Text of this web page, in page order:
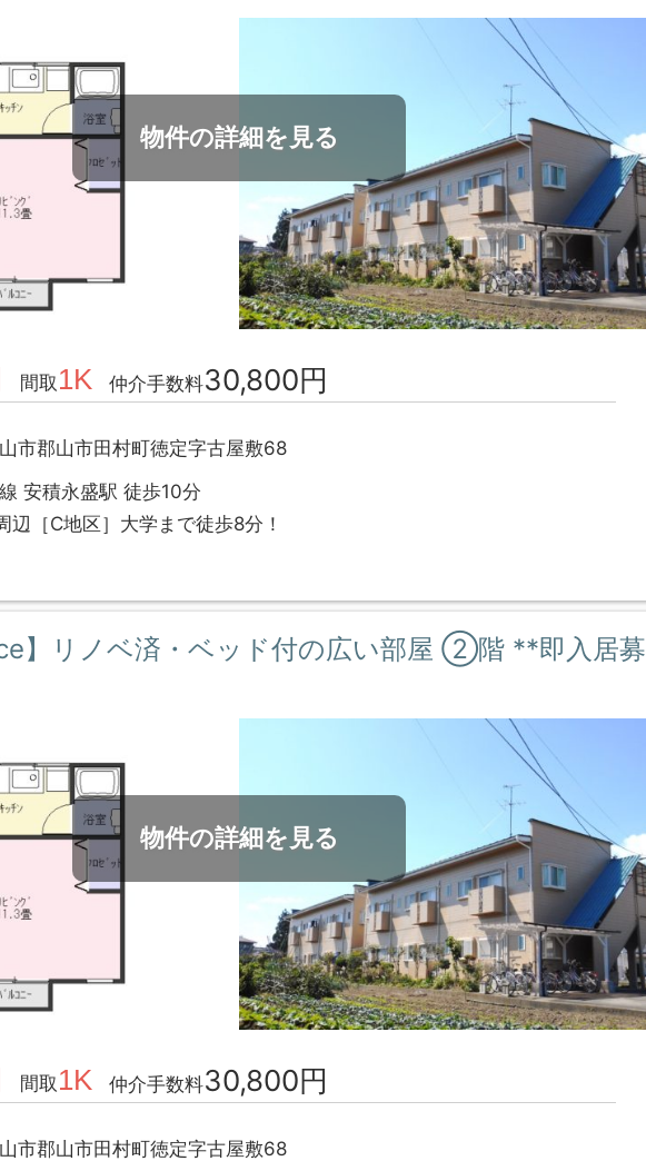
物件の詳細を見る
間取 1K 仲介手数料30,800円
市郡山市田村町徳定字古屋敷68
安積永盛駅 徒歩10分
辺［C地区］大学まで徒歩8分！
】リノベ済・ベッド付の広い部屋 ②階 **即入居募
物件の詳細を見る
間取 1K 仲介手数料30,800円
市郡山市田村町徳定字古屋敷68